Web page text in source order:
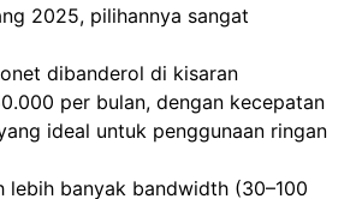
2025, pilihannya sangat
dibanderol di kisaran
per bulan, dengan kecepatan
ideal untuk penggunaan ringan
lebih banyak bandwidth (30–100